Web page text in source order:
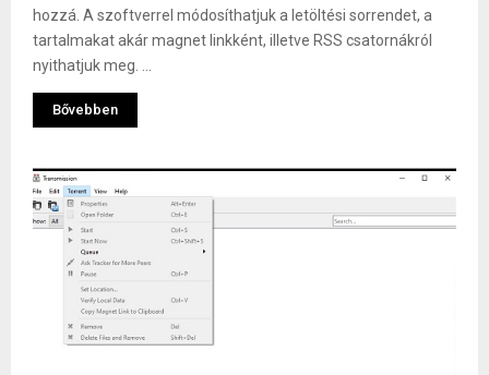
hozzá. A szoftverrel módosíthatjuk a letöltési sorrendet, a
tartalmakat akár magnet linkként, illetve RSS csatornákról
nyithatjuk meg. ...
Bővebben